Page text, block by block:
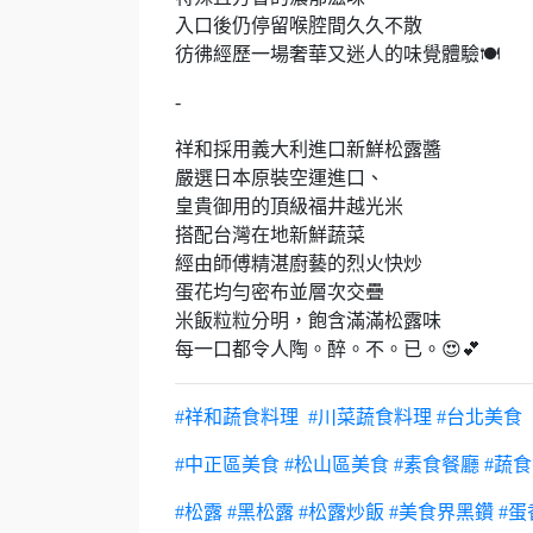
入口後仍停留喉腔間久久不散
彷彿經歷一場奢華又迷人的味覺體驗🍽
-
祥和採用義大利進口新鮮松露醬
嚴選日本原裝空運進口、
皇貴御用的頂級福井越光米
搭配台灣在地新鮮蔬菜
經由師傅精湛廚藝的烈火快炒
蛋花均勻密布並層次交疊
米飯粒粒分明，飽含滿滿松露味
每一口都令人陶。醉。不。已。😍💕
#祥和蔬食料理 #川菜蔬食料理 #台北美食
#中正區美食 #松山區美食 #素食餐廳 #蔬
#松露 #黑松露 #松露炒飯 #美食界黑鑽 #蛋